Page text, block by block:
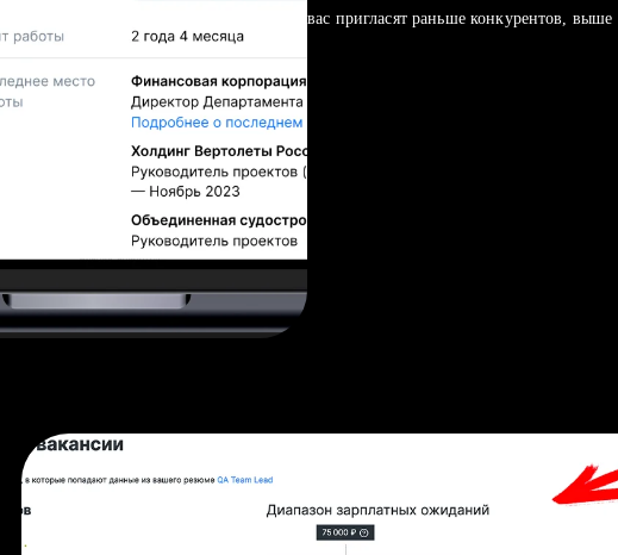
вас пригласят раньше конкурентов, выше